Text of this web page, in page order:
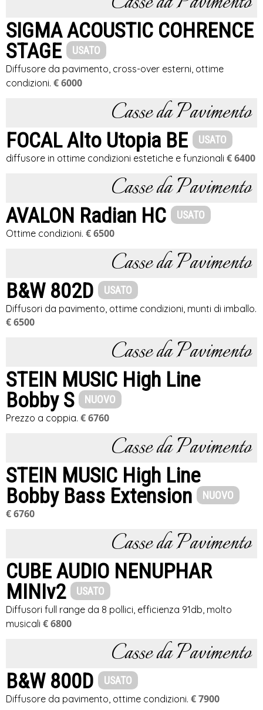
SIGMA ACOUSTIC COHRENCE
STAGE
USATO
Diffusore da pavimento, cross-over esterni, ottime
condizioni. € 6000
Casse da Pavimento
FOCAL Alto Utopia BE USATO
diffusore in ottime condizioni estetiche e funzionali € 6400
Casse da Pavimento
AVALON Radian HC USATO
Ottime condizioni. € 6500
Casse da Pavimento
B&W 802D USATO
Diffusori da pavimento, ottime condizioni, munti di imballo.
€ 6500
Casse da Pavimento
STEIN MUSIC High Line
Bobby S
NUOVO
Prezzo a coppia. € 6760
Casse da Pavimento
STEIN MUSIC High Line
Bobby Bass Extension
NUOVO
€ 6760
Casse da Pavimento
CUBE AUDIO NENUPHAR
MINIv2
USATO
Diffusori full range da 8 pollici, efficienza 91db, molto
musicali € 6800
Casse da Pavimento
B&W 800D USATO
Diffusore da pavimento, ottime condizioni. € 7900